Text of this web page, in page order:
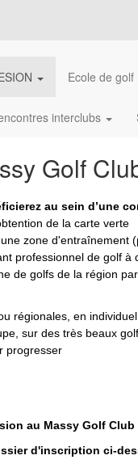
Ecole de golf
interclubs
Golf
au sein d’une
de la carte verte
zone d'entraînement
professionnel de golf
de golfs de la région
régionales, en
sur des très beaux
progresser
au Massy Golf
d'inscription ci-